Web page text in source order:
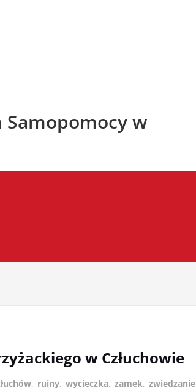
w
w Człuchowie
, ruiny, wycieczka, zamek, zwiedzanie